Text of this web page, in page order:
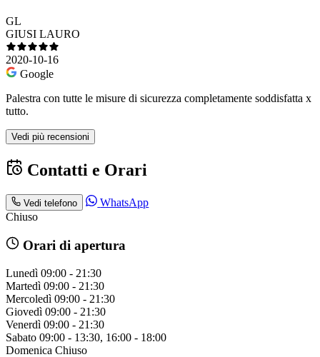
GL
GIUSI LAURO
2020-10-16
Google
Palestra con tutte le misure di sicurezza completamente soddisfatta x
tutto.
Vedi più recensioni
Contatti e Orari
Vedi telefono
WhatsApp
Chiuso
Orari di apertura
Lunedì 09:00 - 21:30
Martedì 09:00 - 21:30
Mercoledì 09:00 - 21:30
Giovedì 09:00 - 21:30
Venerdì 09:00 - 21:30
Sabato 09:00 - 13:30, 16:00 - 18:00
Domenica Chiuso